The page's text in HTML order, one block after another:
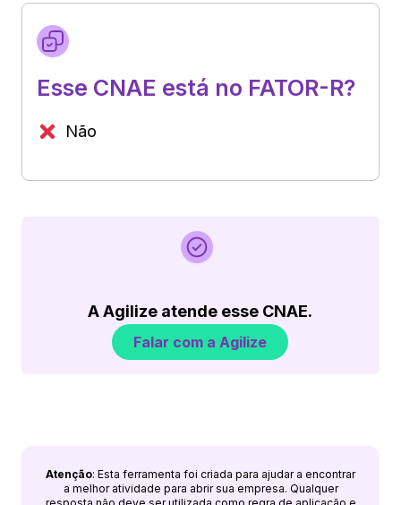
Esse CNAE está no FATOR-R?
Não
A Agilize atende esse CNAE.
Falar com a Agilize
Atenção: Esta ferramenta foi criada para ajudar a encontrar
a melhor atividade para abrir sua empresa. Qualquer